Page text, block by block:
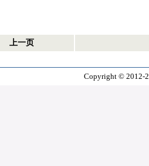
上一页
Copyright © 2012-